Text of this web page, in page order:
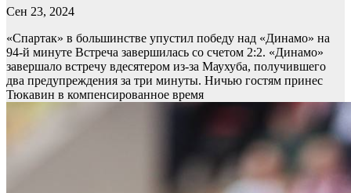
Сен 23, 2024
«Спартак» в большинстве упустил победу над «Динамо» на
94-й минуте Встреча завершилась со счетом 2:2. «Динамо»
завершало встречу вдесятером из-за Маухуба, получившего
два предупреждения за три минуты. Ничью гостям принес
Тюкавин в компенсированное время